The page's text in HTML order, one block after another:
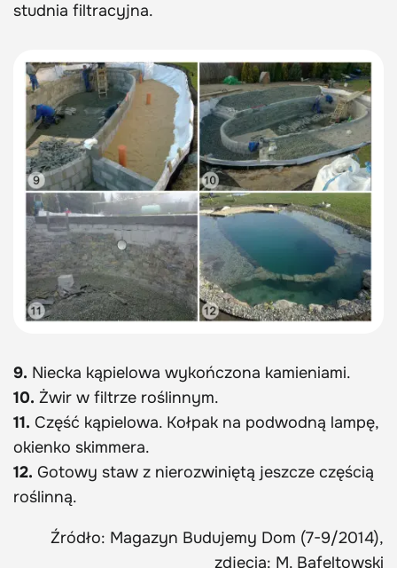
studnia filtracyjna.
9. Niecka kąpielowa wykończona kamieniami.
10. Żwir w filtrze roślinnym.
11. Część kąpielowa. Kołpak na podwodną lampę,
okienko skimmera.
12. Gotowy staw z nierozwiniętą jeszcze częścią
roślinną.
Źródło: Magazyn Budujemy Dom (7-9/2014),
zdjęcia: M. Bafeltowski